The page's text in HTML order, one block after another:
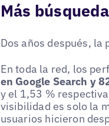
Más
Dos años después,
En toda la red, los
en Google Search y
y el 1,53 %
visibilidad es solo la
usuarios hicieron